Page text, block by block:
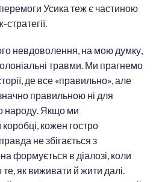
Усика теж є частиною
стратегії.
невдоволення, на мою думку,
травми. Ми прагнемо
де все «правильно», але
правильною ні для
народу. Якщо ми
кожен гостро
не збігається з
формується в діалозі, коли
як виживати й жити далі.